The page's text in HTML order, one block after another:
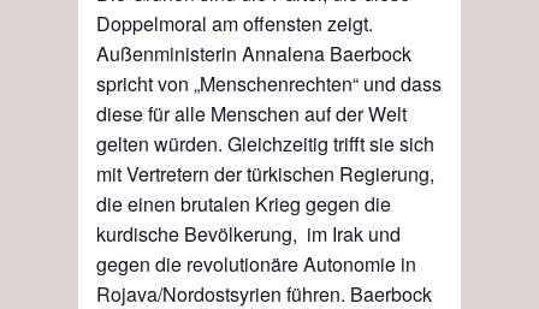
Doppelmoral am offensten zeigt.
Außenministerin Annalena Baerbock
spricht von „Menschenrechten“ und dass
diese für alle Menschen auf der Welt
gelten würden. Gleichzeitig trifft sie sich
mit Vertretern der türkischen Regierung,
die einen brutalen Krieg gegen die
kurdische Bevölkerung, im Irak und
gegen die revolutionäre Autonomie in
Rojava/Nordostsyrien führen. Baerbock